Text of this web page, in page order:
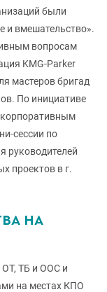
были
и вмешательство».
вопросам
KMG-Parker
мастеров бригад
По инициативе
корпоративным
сессии по
руководителей
проектов в г.
НА
ОТ, ТБ и ООС и
на местах КПО